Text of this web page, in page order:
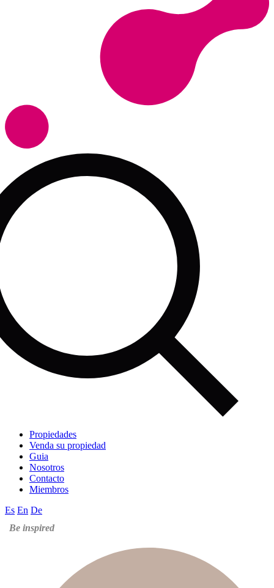
Propiedades
Venda su propiedad
Guia
Nosotros
Contacto
Miembros
Es En De
Be inspired